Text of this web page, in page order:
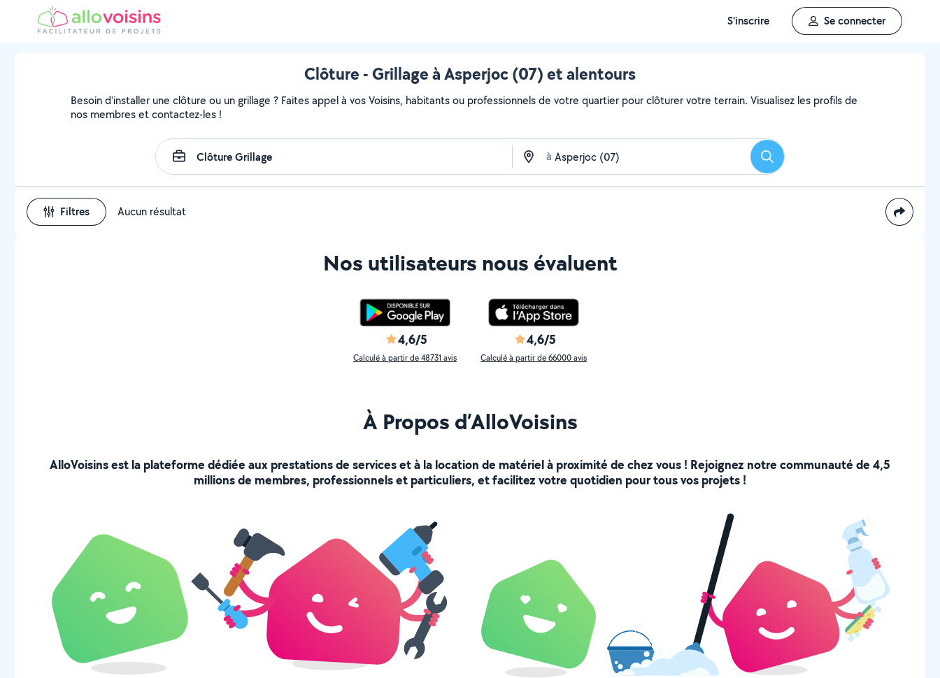
S'inscrire Se connecter
Clôture - Grillage à Asperjoc (07) et alentours
Besoin d'installer une clôture ou un grillage ? Faites appel à vos Voisins, habitants ou professionnels de votre quartier pour clôturer votre terrain. Visualisez les profils de
nos membres et contactez-les !
à Rechercher
Filtres Aucun résultat
Nos utilisateurs nous évaluent
4,6/5
Calculé à partir de 48731 avis
4,6/5
Calculé à partir de 66000 avis
À Propos d’AlloVoisins
AlloVoisins est la plateforme dédiée aux prestations de services et à la location de matériel à proximité de chez vous ! Rejoignez notre communauté de 4,5
millions de membres, professionnels et particuliers, et facilitez votre quotidien pour tous vos projets !